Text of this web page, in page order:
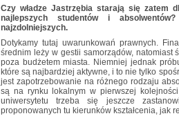
Czy władze Jastrzębia starają się zatem
najlepszych studentów i
najzdolniejszych.
Dotykamy tutaj uwarunkowań prawnych.
średnim leży w gestii samorządów, natomiast
poza budżetem miasta. Niemniej jednak
które są najbardziej aktywne, i to nie tylko
jest zapotrzebowanie na różnego rodzaju
są na rynku lokalnym w pierwszej
uniwersytetu trzeba się jeszcze
proponowanych tu kierunków kształcenia, jak